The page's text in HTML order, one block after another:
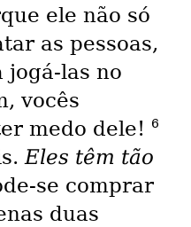
ele não só
as pessoas,
jogá-las no
vocês
medo dele!
6
Eles têm tão
se comprar
duas